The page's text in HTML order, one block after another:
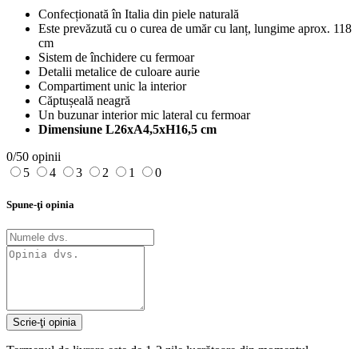
Confecționată în Italia din piele naturală
Este prevăzută cu o curea de umăr cu lanț, lungime aprox. 118
cm
Sistem de închidere cu fermoar
Detalii metalice de culoare aurie
Compartiment unic la interior
Căptușeală neagră
Un buzunar interior mic lateral cu fermoar
Dimensiune L26xA4,5xH16,5 cm
0/50 opinii
5
4 3 2 1 0
Spune-ţi opinia
Scrie-ţi opinia